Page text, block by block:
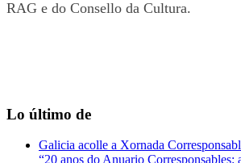
RAG e do Consello da Cultura.
Lo último de
Galicia acolle a Xornada
“20 anos do Anuario Corresponsables: